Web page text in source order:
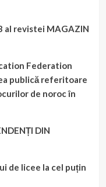
al revistei MAGAZIN
Federation
publică referitoare
de noroc în
DIN
de licee la cel puțin